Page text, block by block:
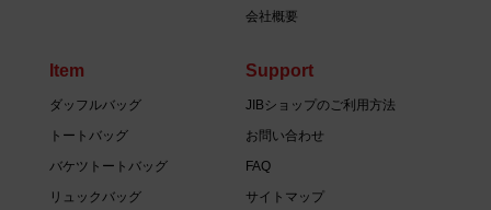
会社概要
Item
ダッフルバッグ
トートバッグ
バケツトートバッグ
リュックバッグ
Support
JIBショップのご利用方法
お問い合わせ
FAQ
サイトマップ